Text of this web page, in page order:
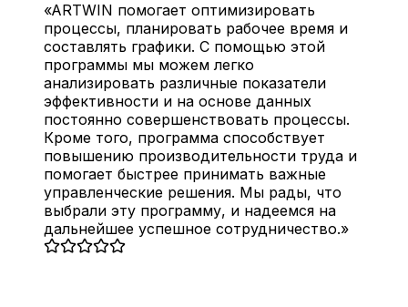
ARTWIN помогает оптимизировать
процессы, планировать рабочее время и
составлять графики. С помощью этой
программы мы можем легко
анализировать различные показатели
эффективности и на основе данных
постоянно совершенствовать процессы.
Кроме того, программа способствует
повышению производительности труда и
помогает быстрее принимать важные
управленческие решения. Мы рады, что
выбрали эту программу, и надеемся на
дальнейшее успешное сотрудничество.